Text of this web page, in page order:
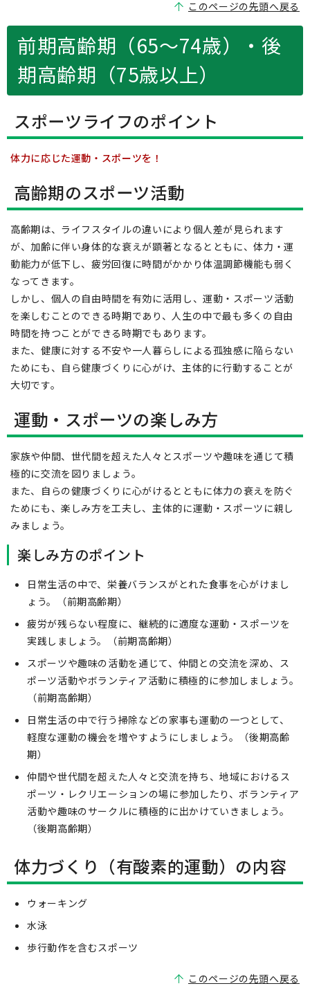
このページの先頭へ戻る
前期高齢期（65～74歳）・後
期高齢期（75歳以上）
スポーツライフのポイント
体力に応じた運動・スポーツを！
高齢期のスポーツ活動
高齢期は、ライフスタイルの違いにより個人差が見られます
が、加齢に伴い身体的な衰えが顕著となるとともに、体力・運
動能力が低下し、疲労回復に時間がかかり体温調節機能も弱く
なってきます。
しかし、個人の自由時間を有効に活用し、運動・スポーツ活動
を楽しむことのできる時期であり、人生の中で最も多くの自由
時間を持つことができる時期でもあります。
また、健康に対する不安や一人暮らしによる孤独感に陥らない
ためにも、自ら健康づくりに心がけ、主体的に行動することが
大切です。
運動・スポーツの楽しみ方
家族や仲間、世代間を超えた人々とスポーツや趣味を通じて積
極的に交流を図りましょう。
また、自らの健康づくりに心がけるとともに体力の衰えを防ぐ
ためにも、楽しみ方を工夫し、主体的に運動・スポーツに親し
みましょう。
楽しみ方のポイント
日常生活の中で、栄養バランスがとれた食事を心がけまし
ょう。（前期高齢期）
疲労が残らない程度に、継続的に適度な運動・スポーツを
実践しましょう。（前期高齢期）
スポーツや趣味の活動を通じて、仲間との交流を深め、ス
ポーツ活動やボランティア活動に積極的に参加しましょう。
（前期高齢期）
日常生活の中で行う掃除などの家事も運動の一つとして、
軽度な運動の機会を増やすようにしましょう。（後期高齢
期）
仲間や世代間を超えた人々と交流を持ち、地域におけるス
ポーツ・レクリエーションの場に参加したり、ボランティア
活動や趣味のサークルに積極的に出かけていきましょう。
（後期高齢期）
体力づくり（有酸素的運動）の内容
ウォーキング
水泳
歩行動作を含むスポーツ
このページの先頭へ戻る